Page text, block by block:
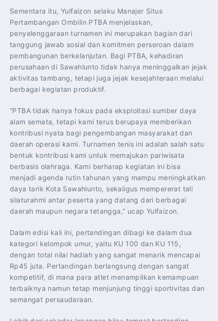
Sementara itu, Yulfaizon selaku Manajer Situs
Pertambangan Ombilin PTBA menjelaskan,
penyelenggaraan turnamen ini merupakan bagian dari
tanggung jawab sosial dan komitmen perseroan dalam
pembangunan berkelanjutan. Bagi PTBA, kehadiran
perusahaan di Sawahlunto tidak hanya meninggalkan jejak
aktivitas tambang, tetapi juga jejak kesejahteraan melalui
berbagai kegiatan produktif.
“PTBA tidak hanya fokus pada eksploitasi sumber daya
alam semata, tetapi kami terus berupaya memberikan
kontribusi nyata bagi pengembangan masyarakat dan
daerah operasi kami. Turnamen tenis ini adalah salah satu
bentuk kontribusi kami untuk memajukan pariwisata
berbasis olahraga. Kami berharap kegiatan ini bisa
menjadi agenda rutin tahunan yang mampu meningkatkan
daya tarik Kota Sawahlunto, sekaligus mempererat tali
silaturahmi antar peserta yang datang dari berbagai
daerah maupun negara tetangga,” ucap Yulfaizon.
Dalam edisi kali ini, pertandingan dibagi ke dalam dua
kategori kelompok umur, yaitu KU 100 dan KU 115,
dengan total nilai hadiah yang sangat menarik mencapai
Rp45 juta. Pertandingan berlangsung dengan sangat
kompetitif, di mana para atlet menampilkan kemampuan
terbaiknya namun tetap menjunjung tinggi sportivitas dan
semangat persaudaraan.